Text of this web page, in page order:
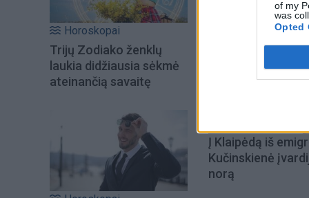
of my
was
Opted
Horoskopai
Trijų Zodiako ženklų
laukia didžiausia sėkmė
ateinančią savaitę
Į Klaipėdą iš
Kučinskienė
norą